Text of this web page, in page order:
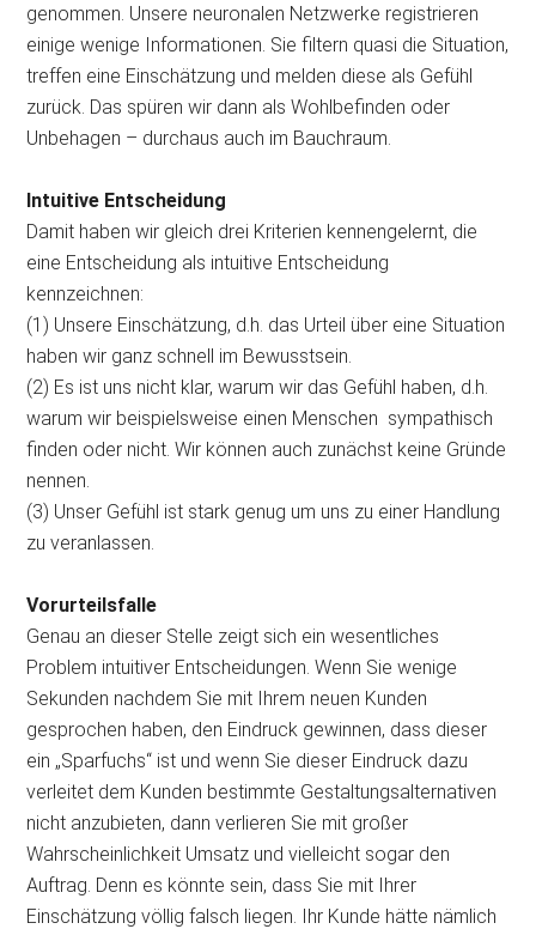
genommen. Unsere neuronalen Netzwerke registrieren
einige wenige Informationen. Sie filtern quasi die Situation,
treffen eine Einschätzung und melden diese als Gefühl
zurück. Das spüren wir dann als Wohlbefinden oder
Unbehagen – durchaus auch im Bauchraum.
Intuitive Entscheidung
Damit haben wir gleich drei Kriterien kennengelernt, die
eine Entscheidung als intuitive Entscheidung
kennzeichnen:
(1) Unsere Einschätzung, d.h. das Urteil über eine Situation
haben wir ganz schnell im Bewusstsein.
(2) Es ist uns nicht klar, warum wir das Gefühl haben, d.h.
warum wir beispielsweise einen Menschen sympathisch
finden oder nicht. Wir können auch zunächst keine Gründe
nennen.
(3) Unser Gefühl ist stark genug um uns zu einer Handlung
zu veranlassen.
Vorurteilsfalle
Genau an dieser Stelle zeigt sich ein wesentliches
Problem intuitiver Entscheidungen. Wenn Sie wenige
Sekunden nachdem Sie mit Ihrem neuen Kunden
gesprochen haben, den Eindruck gewinnen, dass dieser
ein „Sparfuchs“ ist und wenn Sie dieser Eindruck dazu
verleitet dem Kunden bestimmte Gestaltungsalternativen
nicht anzubieten, dann verlieren Sie mit großer
Wahrscheinlichkeit Umsatz und vielleicht sogar den
Auftrag. Denn es könnte sein, dass Sie mit Ihrer
Einschätzung völlig falsch liegen. Ihr Kunde hätte nämlich